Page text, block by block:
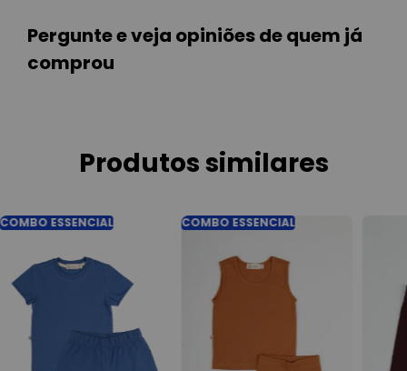
Pergunte e veja opiniões de quem já
comprou
Produtos similares
COMBO ESSENCIAL COMBO ESSENCIAL